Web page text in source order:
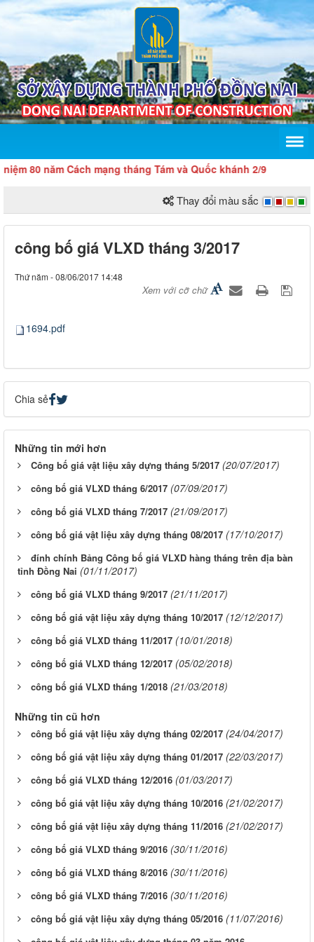
80 năm Cách mạng tháng Tám và Quốc khánh 2/9
Thay đổi màu sắc
công bố giá VLXD tháng 3/2017
Thứ năm - 08/06/2017 14:48
Xem với cỡ chữ
1694.pdf
Chia sẻ
Những tin mới hơn
Công bố giá vật liệu xây dựng tháng 5/2017 (20/07/2017)
công bố giá VLXD tháng 6/2017 (07/09/2017)
công bố giá VLXD tháng 7/2017 (21/09/2017)
công bố giá vật liệu xây dựng tháng 08/2017 (17/10/2017)
đính chính Bảng Công bố giá VLXD hàng tháng trên địa bàn
tỉnh Đồng Nai (01/11/2017)
công bố giá VLXD tháng 9/2017 (21/11/2017)
công bố giá vật liệu xây dựng tháng 10/2017 (12/12/2017)
công bố giá VLXD tháng 11/2017 (10/01/2018)
công bố giá VLXD tháng 12/2017 (05/02/2018)
công bố giá VLXD tháng 1/2018 (21/03/2018)
Những tin cũ hơn
công bố giá vật liệu xây dựng tháng 02/2017 (24/04/2017)
công bố giá vật liệu xây dựng tháng 01/2017 (22/03/2017)
công bố giá VLXD tháng 12/2016 (01/03/2017)
công bố giá vật liệu xây dựng tháng 10/2016 (21/02/2017)
công bố giá vật liệu xây dựng tháng 11/2016 (21/02/2017)
công bố giá VLXD tháng 9/2016 (30/11/2016)
công bố giá VLXD tháng 8/2016 (30/11/2016)
công bố giá VLXD tháng 7/2016 (30/11/2016)
công bố giá vật liệu xây dựng tháng 05/2016 (11/07/2016)